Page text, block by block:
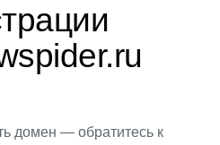
домен — обратитесь к